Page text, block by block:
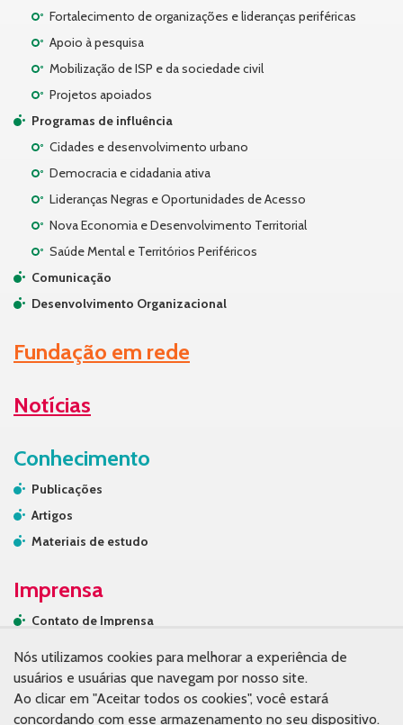
Fortalecimento de organizações e lideranças periféricas
Apoio à pesquisa
Mobilização de ISP e da sociedade civil
Projetos apoiados
Programas de influência
Cidades e desenvolvimento urbano
Democracia e cidadania ativa
Lideranças Negras e Oportunidades de Acesso
Nova Economia e Desenvolvimento Territorial
Saúde Mental e Territórios Periféricos
Comunicação
Desenvolvimento Organizacional
Fundação em rede
Notícias
Conhecimento
Publicações
Artigos
Materiais de estudo
Imprensa
Contato de Imprensa
Na mídia
Nós utilizamos cookies para melhorar a experiência de
usuários e usuárias que navegam por nosso site.
Ao clicar em "Aceitar todos os cookies", você estará
concordando com esse armazenamento no seu dispositivo.